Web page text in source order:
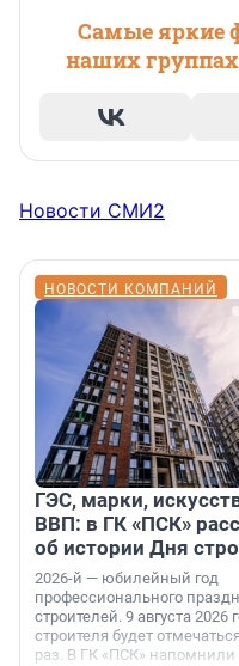
Самые яркие
наших
Новости СМИ2
НОВОСТИ КОМПАНИЙ
ГЭС, марки,
ВВП: в ГК «ПСК»
об истории Дня
2026-й — юбилейный год
профессионального
строителей. 9 августа 2026
строителя будет
раз. В ГК «ПСК» напомнили